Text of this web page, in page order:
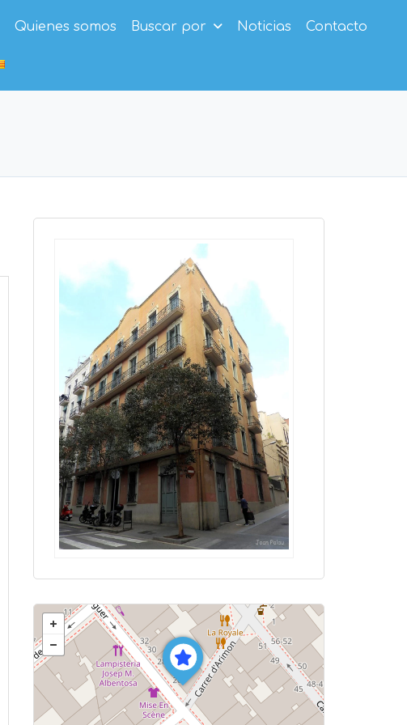
Quienes somos Buscar por Noticias Contacto